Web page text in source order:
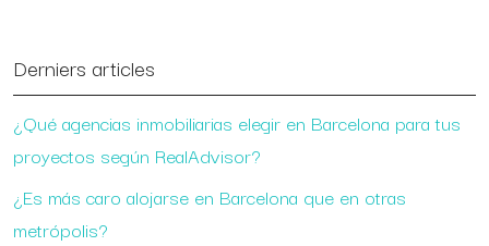
Derniers articles
¿Qué agencias inmobiliarias elegir en Barcelona para tus
proyectos según RealAdvisor?
¿Es más caro alojarse en Barcelona que en otras
metrópolis?